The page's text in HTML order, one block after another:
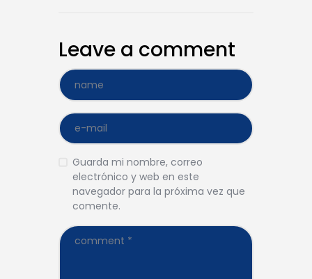
Leave a comment
Guarda mi nombre, correo
electrónico y web en este
navegador para la próxima vez que
comente.